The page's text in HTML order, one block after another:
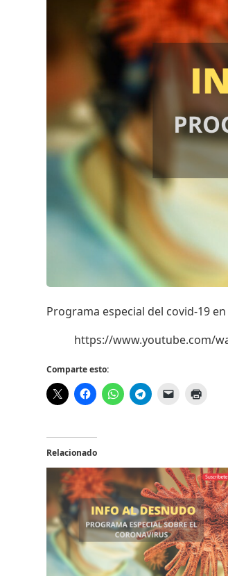
Programa especial del covid-19
https://www.youtube.com/
Comparte esto:
Relacionado